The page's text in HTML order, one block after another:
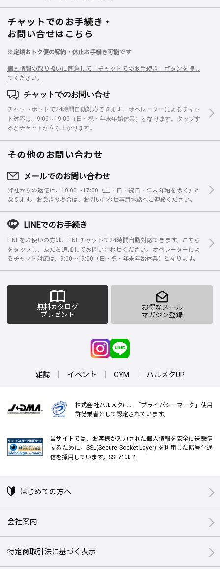
チャットでのお手続き・
お問い合せはこちら
※定期おトク便の解約・休止お手続き可能です
個人情報の取り扱いに同意して「チャットでのお手続き」ボタンを押し
てください。
チャットでのお問い合せ
チャットボットで24時間自動対応できます。オペレーターによるチャッ
ト対応は、9:00～19:00（日・祝・年末年始休業）となります。タップす
るとチャットが立ち上がります。
その他のお問い合わせ
メールでのお問い合わせ
弊社からの返信は、10:00～17:00（土・日・祝日・年末年始を除く）と
なります。お急ぎの場合は、お問い合わせ専用電話へご連絡ください。
LINEでのお手続き
LINEをお使いの方は、LINEチャットで24時間自動対応できます。こちら
をタップし、友だち追加してお問い合わせください。オペレーターによ
るチャット対応は、9:00～19:00（日・祝・年末年始休業）となります。
無料カタログ
プレゼント
お得なメール
マガジン登録
雑誌 イベント GYM ハルメクUP
株式会社ハルメクは、「プライバシーマーク」使用
許諾業者として認定されています。
当サイトでは、お客様が入力された個人情報を安全に送受信
するために、SSL(Secure Socket Layer) を利用した暗号化通
信を採用しています。 SSLとは？
はじめての方へ
会社案内
特定商取引法に基づく表示